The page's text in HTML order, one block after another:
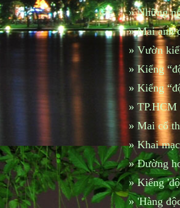
»Những
»Mai anh
» Vườn
»Kiểng
» Kiểng
» TP.HCM
» Mai cổ
»Khai
»Đường
»Kiểng
»'Hàng